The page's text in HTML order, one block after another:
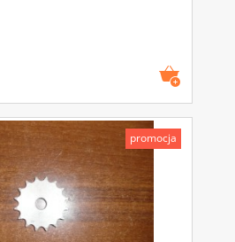
promocja